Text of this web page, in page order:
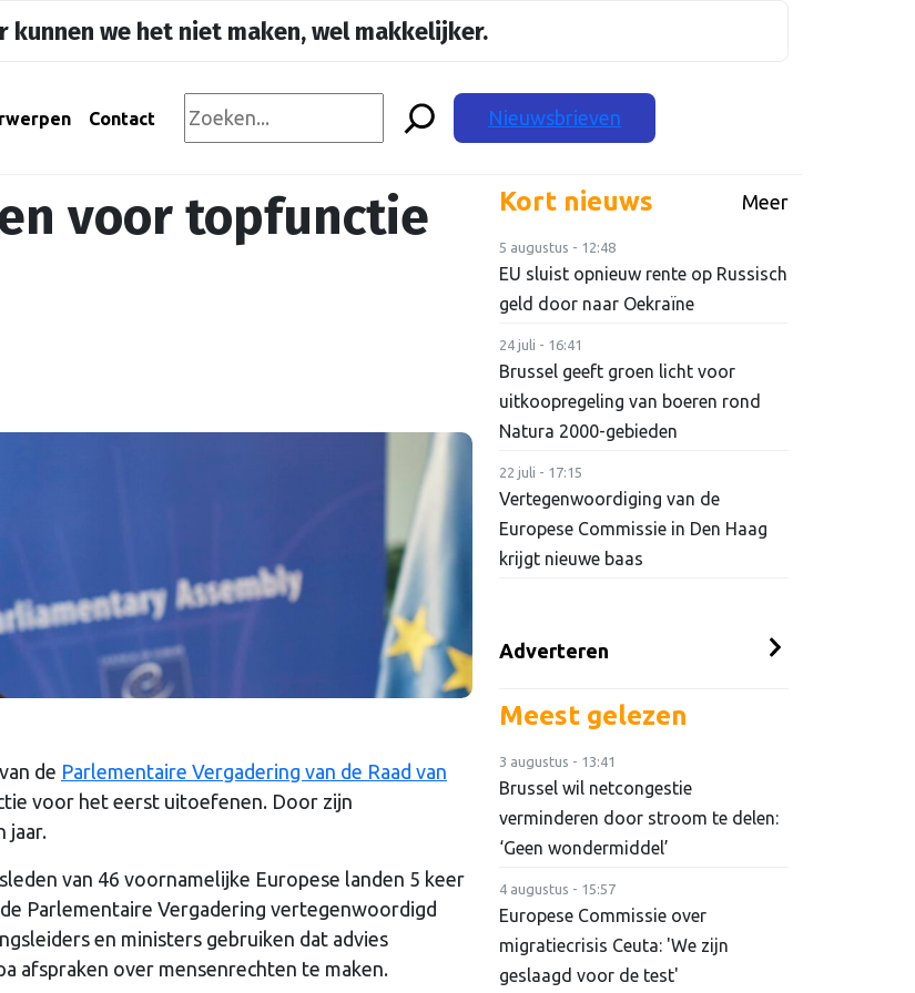
kunnen we het niet maken, wel makkelijker.
Contact Nieuwsbrieven
voor topfunctie
de Parlementaire Vergadering van de Raad van
voor het eerst uitoefenen. Door zijn
jaar.
van 46 voornamelijke Europese landen 5 keer
Parlementaire Vergadering vertegenwoordigd
en ministers gebruiken dat advies
afspraken over mensenrechten te maken.
Kort nieuws Meer
5 augustus - 12:48
EU sluist opnieuw rente op Russisch
geld door naar Oekraïne
24 juli - 16:41
Brussel geeft groen licht voor
uitkoopregeling van boeren rond
Natura 2000-gebieden
22 juli - 17:15
Vertegenwoordiging van de
Europese Commissie in Den Haag
krijgt nieuwe baas
Adverteren
Meest gelezen
3 augustus - 13:41
Brussel wil netcongestie
verminderen door stroom te delen:
‘Geen wondermiddel’
4 augustus - 15:57
Europese Commissie over
migratiecrisis Ceuta: 'We zijn
geslaagd voor de test'